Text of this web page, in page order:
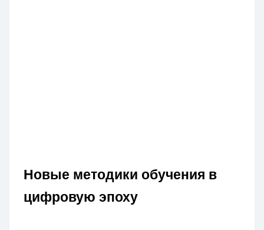
Новые методики обучения в
цифровую эпоху